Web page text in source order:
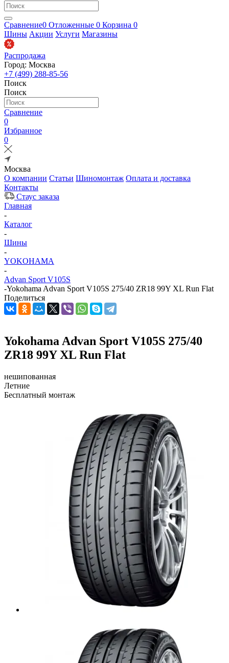
Сравнение0 Отложенные 0 Корзина 0
Шины Акции Услуги Магазины
Распродажа
Город: Москва
+7 (499) 288-85-56
Поиск
Поиск
Сравнение
0
Избранное
0
Москва
О компании Статьи Шиномонтаж Оплата и доставка
Контакты
Стаус заказа
Главная
-
Каталог
-
Шины
-
YOKOHAMA
-
Advan Sport V105S
-Yokohama Advan Sport V105S 275/40 ZR18 99Y XL Run Flat
Поделиться
Yokohama Advan Sport V105S 275/40
ZR18 99Y XL Run Flat
нешипованная
Летние
Бесплатный монтаж